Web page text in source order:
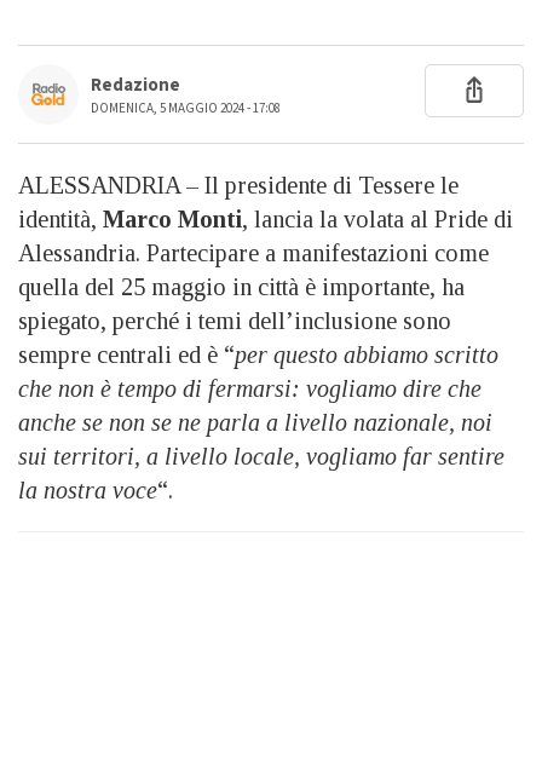
Redazione
DOMENICA, 5 MAGGIO 2024 - 17:08
ALESSANDRIA – Il presidente di Tessere le
identità, Marco Monti, lancia la volata al Pride di
Alessandria. Partecipare a manifestazioni come
quella del 25 maggio in città è importante, ha
spiegato, perché i temi dell’inclusione sono
sempre centrali ed è “per questo abbiamo scritto
che non è tempo di fermarsi: vogliamo dire che
anche se non se ne parla a livello nazionale, noi
sui territori, a livello locale, vogliamo far sentire
la nostra voce“.